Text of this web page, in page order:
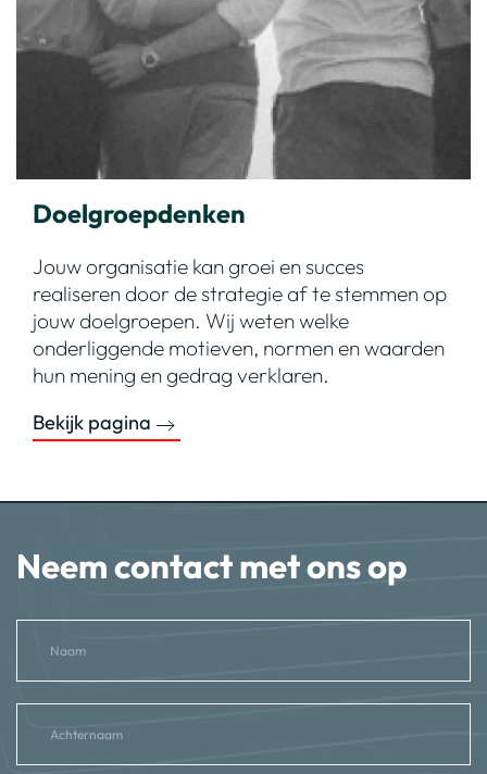
Doelgroepdenken
Jouw organisatie kan groei en succes
realiseren door de strategie af te stemmen op
jouw doelgroepen. Wij weten welke
onderliggende motieven, normen en waarden
hun mening en gedrag verklaren.
Bekijk pagina
Neem contact met ons op